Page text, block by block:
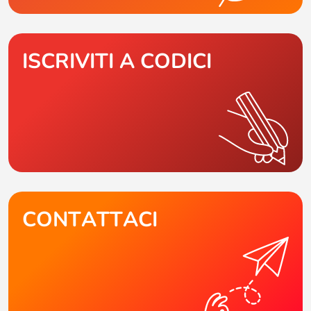
ISCRIVITI A CODICI
CONTATTACI